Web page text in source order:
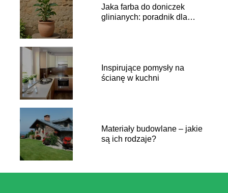
Jaka farba do doniczek
glinianych: poradnik dla
Inspirujące pomysły na
ścianę w kuchni
Materiały budowlane – jakie
są ich rodzaje?